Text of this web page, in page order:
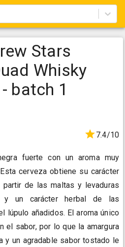
Stars
Whisky
batch 1
7.4/10
fuerte con un aroma muy
cerveza obtiene su carácter
partir de las maltas y levaduras
y un carácter herbal de las
lúpulo añadidos. El aroma único
el sabor, por lo que la amargura
y un agradable sabor tostado le